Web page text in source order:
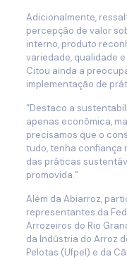
Adicionalmente,
percepção de valor
interno, produto
variedade, qualidade
Citou ainda a
implementação de
“Destaco a
apenas econômica,
precisamos que o
tudo, tenha confiança
das práticas
promovida.”
Além da Abiarroz,
representantes da
Arrozeiros do Rio
da Indústria do Arroz
Pelotas (Ufpel) e da